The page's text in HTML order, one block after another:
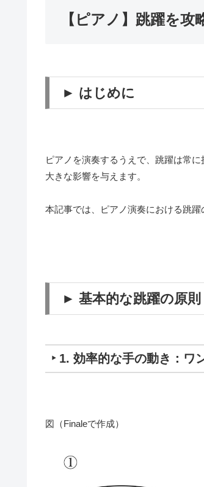
【ピアノ】跳躍を
► はじめに
ピアノを演奏するうえで、跳躍は常
大きな影響を与えます。
本記事では、ピアノ演奏における跳
► 基本的な跳躍の原則
‣ 1. 効率的な手の動き：ワ
図（Finaleで作成）